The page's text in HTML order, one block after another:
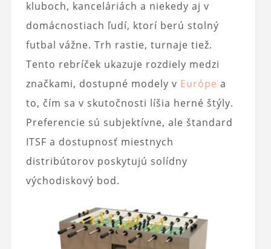
kluboch, kanceláriách a niekedy aj v
domácnostiach ľudí, ktorí berú stolný
futbal vážne. Trh rastie, turnaje tiež.
Tento rebríček ukazuje rozdiely medzi
značkami, dostupné modely v Európe a
to, čím sa v skutočnosti líšia herné štýly.
Preferencie sú subjektívne, ale štandard
ITSF a dostupnosť miestnych
distribútorov poskytujú solídny
východiskový bod.